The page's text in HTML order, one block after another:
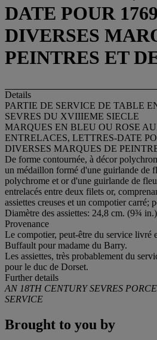
DATE POUR
DIVERSES
PEINTRES ET
Details
PARTIE DE SERVICE DE TABLE
SEVRES DU XVIIIEME SIECLE
MARQUES EN BLEU OU ROSE
ENTRELACES, LETTRES-DATE
DIVERSES MARQUES DE
De forme contournée, à décor
un médaillon formé d'une guirlande de
polychrome et or d'une guirlande de
entrelacés entre deux filets or,
assiettes creuses et un compotier carré;
Diamètre des assiettes: 24,8 cm. (9¾
Provenance
Le compotier, peut-être du service livré
Buffault pour madame du Barry.
Les assiettes, très probablement du
pour le duc de Dorset.
Further details
AN 18TH CENTURY SEVRES
SERVICE
Brought to you by